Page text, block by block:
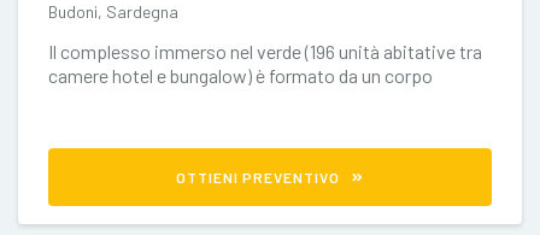
Budoni, Sardegna
Il complesso immerso nel verde (196 unità abitative tra
camere hotel e bungalow) è formato da un corpo
OTTIENI PREVENTIVO